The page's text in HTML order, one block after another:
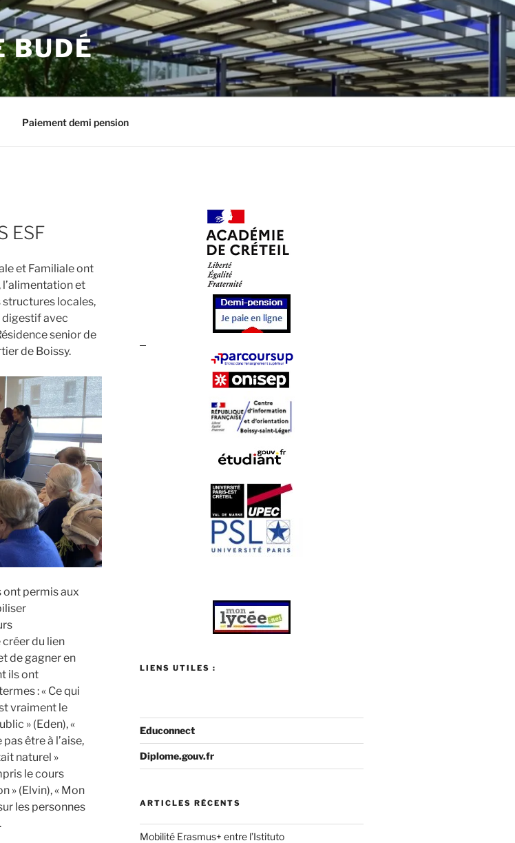
BUDÉ
Paiement demi pension
ESF
et Familiale ont
et
structures locales,
avec
senior de
de Boissy.
ont permis aux
du lien
de gagner en
ils ont
: « Ce qui
vraiment le
» (Eden), «
pas être à l’aise,
naturel »
le cours
» (Elvin), « Mon
les personnes
LIENS UTILES :
Educonnect
Diplome.gouv.fr
ARTICLES RÉCENTS
Mobilité Erasmus+ entre l’Istituto